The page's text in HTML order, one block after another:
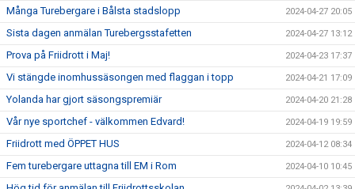
Många Turebergare i Bålsta stadslopp 2024-04-27 20:05
Sista dagen anmälan Turebergsstafetten 2024-04-27 13:12
Prova på Friidrott i Maj! 2024-04-23 17:37
Vi stängde inomhussäsongen med flaggan i topp 2024-04-21 17:09
Yolanda har gjort säsongspremiär 2024-04-20 21:28
Vår nye sportchef - välkommen Edvard! 2024-04-19 19:59
Friidrott med ÖPPET HUS 2024-04-12 08:34
Fem turebergare uttagna till EM i Rom 2024-04-10 10:45